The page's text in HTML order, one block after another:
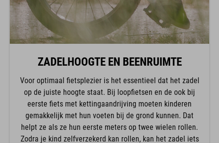
ZADELHOOGTE EN BEENRUIMTE
Voor optimaal fietsplezier is het essentieel dat het zadel
op de juiste hoogte staat. Bij loopfietsen en de ook bij
eerste fiets met kettingaandrijving moeten kinderen
gemakkelijk met hun voeten bij de grond kunnen. Dat
helpt ze als ze hun eerste meters op twee wielen rollen.
Zodra je kind zelfverzekerd kan rollen, kan het zadel iets